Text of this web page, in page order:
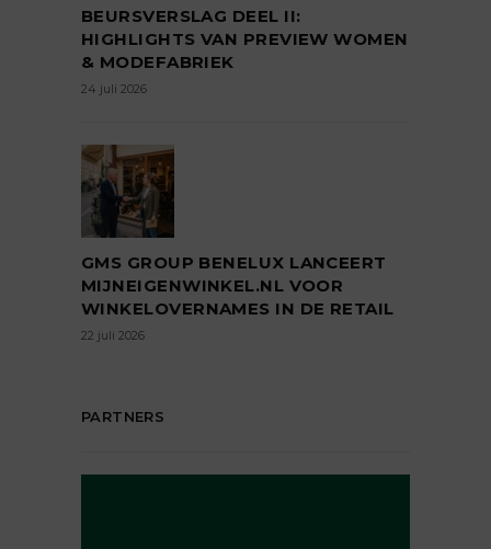
BEURSVERSLAG DEEL II:
HIGHLIGHTS VAN PREVIEW WOMEN
& MODEFABRIEK
24 juli 2026
GMS GROUP BENELUX LANCEERT
MIJNEIGENWINKEL.NL VOOR
WINKELOVERNAMES IN DE RETAIL
22 juli 2026
PARTNERS